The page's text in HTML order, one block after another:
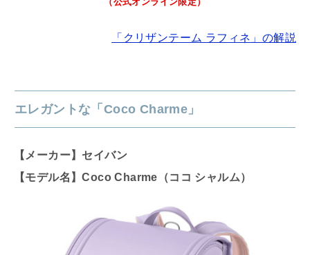
「クリザンテーム ラフィネ」の解説
エレガントな「Coco Charme」
【メーカー】セイバン
【モデル名】Coco Charme（ココ シャルム）